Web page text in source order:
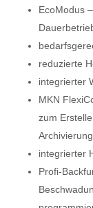
EcoModus
reduzierte
integrierter
MKN
zum
integrierter
Profi-